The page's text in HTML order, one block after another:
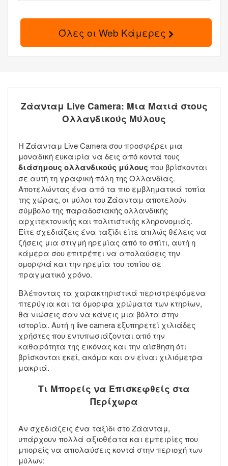
Όλες οι Web Κάμερες
Ζάανταμ Live Camera: Μια Ματιά στους
Ολλανδικούς Μύλους
Η Ζάανταμ Live Camera σου προσφέρει μια
μοναδική ευκαιρία να δεις από κοντά τους
διάσημους ολλανδικούς μύλους που βρίσκονται
σε αυτή τη γραφική πόλη της Ολλανδίας.
Αποτελώντας ένα από τα πιο εμβληματικά τοπία
της χώρας, οι μύλοι του Ζάανταμ αποτελούν
σύμβολο της παραδοσιακής ολλανδικής
αρχιτεκτονικής και πολιτιστικής κληρονομιάς.
Είτε σχεδιάζεις ένα ταξίδι είτε απλώς θέλεις να
ζήσεις μια στιγμή ηρεμίας από το σπίτι, αυτή η
κάμερα σου επιτρέπει να απολαύσεις την
ομορφιά και την ηρεμία του τοπίου σε
πραγματικό χρόνο.
Βλέποντας τα χαρακτηριστικά περιστρεφόμενα
πτερύγια και τα όμορφα χρώματα των κτηρίων,
θα νιώσεις σαν να κάνεις μια βόλτα στην
ιστορία. Αυτή η live camera εξυπηρετεί χιλιάδες
χρήστες που εντυπωσιάζονται από την
καθαρότητα της εικόνας και την αίσθηση ότι
βρίσκονται εκεί, ακόμα και αν είναι χιλιόμετρα
μακριά.
Τι Μπορείς να Επισκεφθείς στα
Περίχωρα
Αν σχεδιάζεις ένα ταξίδι στο Ζάανταμ,
υπάρχουν πολλά αξιοθέατα και εμπειρίες που
μπορείς να απολαύσεις κοντά στην περιοχή των
μύλων: